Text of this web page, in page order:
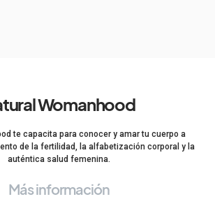
Womanhood
te capacita para conocer y amar tu cuerpo a
de la fertilidad, la alfabetización corporal y la
auténtica salud femenina.
Más información